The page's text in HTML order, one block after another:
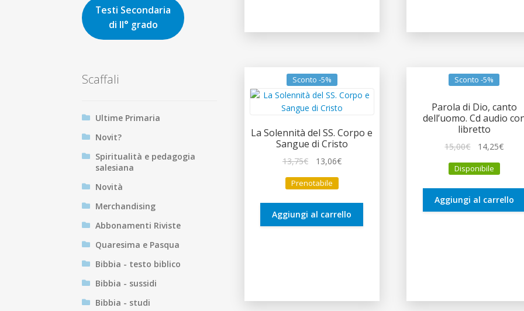
Sconto -5%
La Solennità del SS. Corpo e
Sangue di Cristo
13,75€
originale
13,75€.
13,06€Il
13,06€.
Prenotabile
Aggiungi al carrello
Sconto -5%
Parola di Dio, canto
dell’uomo. Cd audio
libretto
15,00€
originale
15,00€.
14,25€Il
Disponibile
Aggiungi al carrello
Testi Secondaria
di II° grado
Scaffali
Ultime Primaria
Novit?
Spiritualità e pedagogia
salesiana
Novità
Merchandising
Abbonamenti Riviste
Quaresima e Pasqua
Bibbia - testo biblico
Bibbia - sussidi
Bibbia - studi